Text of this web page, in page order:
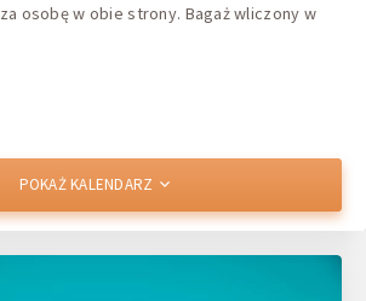
za osobę w obie strony. Bagaż wliczony w
POKAŻ KALENDARZ